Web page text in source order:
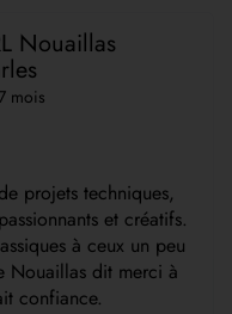
Nouaillas
mois
projets techniques,
et créatifs.
à ceux un peu
Nouaillas dit merci à
confiance.